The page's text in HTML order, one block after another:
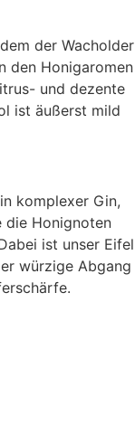
der Wacholder
den Honigaromen
und dezente
ist äußerst mild
komplexer Gin,
die Honignoten
ist unser Eifel
würzige Abgang